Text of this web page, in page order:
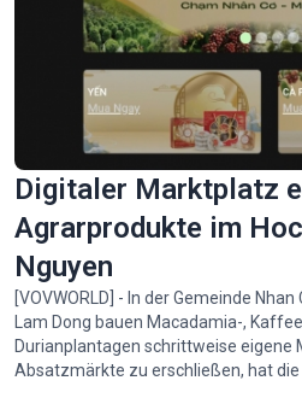
Digitaler Marktplatz
Agrarprodukte im
Nguyen
[VOVWORLD] - In der Gemeinde
Lam Dong bauen Macadamia-,
Durianplantagen schrittweise eigene
Absatzmärkte zu erschließen, hat